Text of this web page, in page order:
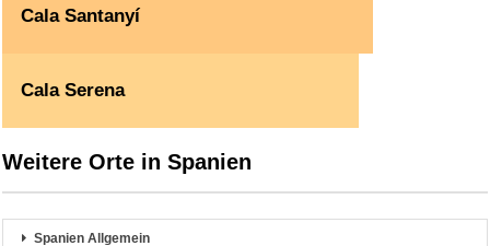
Cala Santanyí
Cala Serena
Weitere Orte in Spanien
Spanien Allgemein